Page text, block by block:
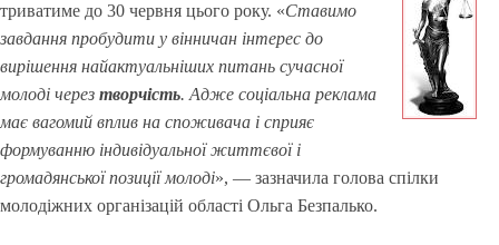
триватиме до 30 червня цього року. «Ставимо
завдання пробудити у вінничан інтерес до
вирішення найактуальніших питань сучасної
молоді через творчість. Адже соціальна реклама
має вагомий вплив на споживача і сприяє
формуванню індивідуальної життєвої і
громадянської позиції молоді», — зазначила голова спілки
молодіжних організацій області Ольга Безпалько.